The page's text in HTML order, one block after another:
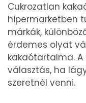
Cukrozatlan
hipermarketben
márkák,
érdemes olyat
kakaótartalma.
választás, ha
szeretnél venni.